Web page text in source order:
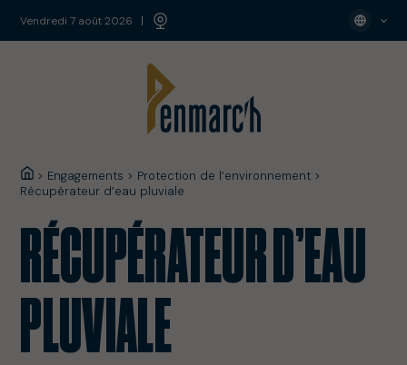
vendredi 7 août 2026
> Engagements > Protection de l’environnement >
Récupérateur d’eau pluviale
RÉCUPÉRATEUR D’EAU
PLUVIALE